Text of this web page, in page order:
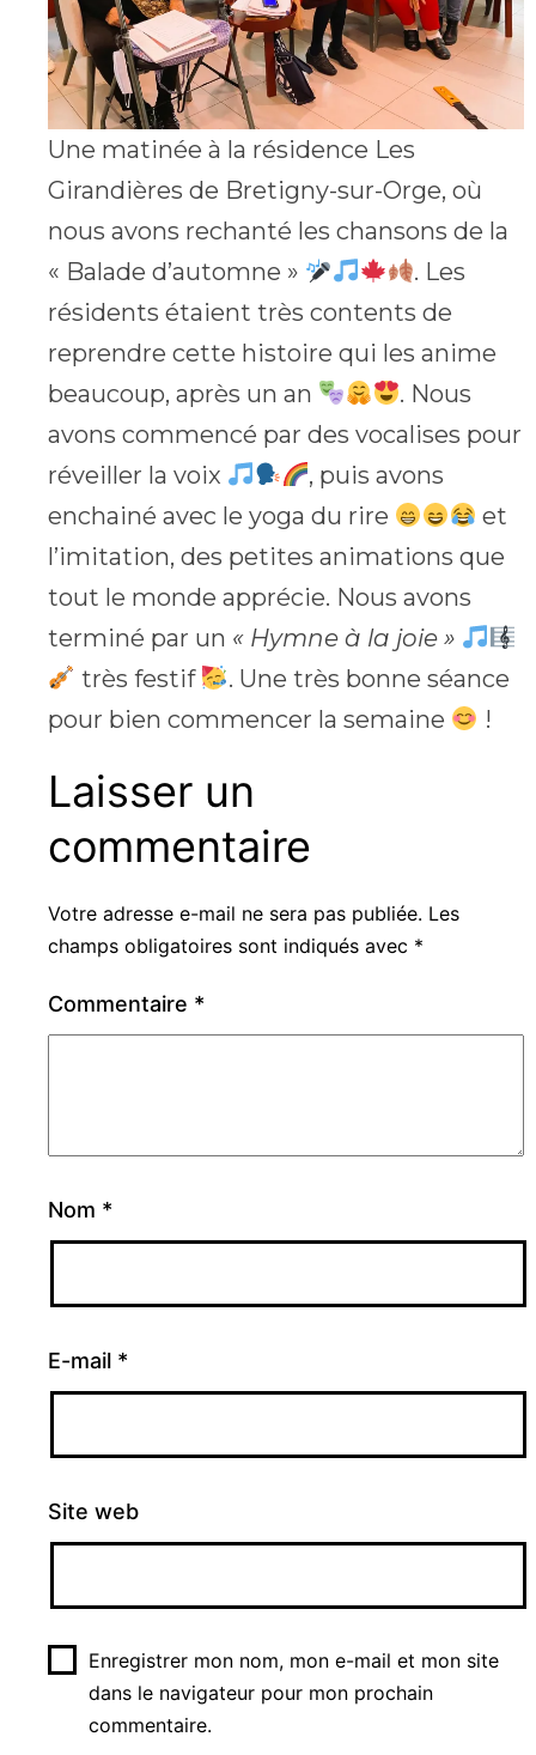
Une matinée à la résidence Les
Girandières de Bretigny-sur-Orge, où
nous avons rechanté les chansons de la
« Balade d’automne »
. Les
résidents étaient très contents de
reprendre cette histoire qui les anime
beaucoup, après un an
. Nous
avons commencé par des vocalises pour
réveiller la voix
, puis avons
enchainé avec le yoga du rire
et
l’imitation, des petites animations que
tout le monde apprécie. Nous avons
terminé par un « Hymne à la joie »
très festif
. Une très bonne séance
pour bien commencer la semaine
!
Laisser un
commentaire
Votre adresse e-mail ne sera pas publiée. Les
champs obligatoires sont indiqués avec *
Commentaire *
Nom *
E-mail *
Site web
Enregistrer mon nom, mon e-mail et mon site
dans le navigateur pour mon prochain
commentaire.